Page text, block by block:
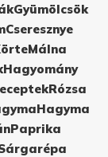
Gyümölcsök
Cseresznye
Málna
Hagyomány
Rózsa
Hagyma
Paprika